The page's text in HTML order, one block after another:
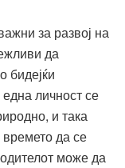
за развој на
да
бидејќи
личност се
и така
да се
може да